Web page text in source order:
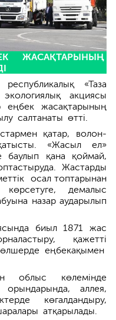
ЖАСАҚТАРЫНЫҢ
«Таза
ак­ция­сы
жасақ­тарының
салтанаты өтті.
қатар, во­лон­
«Жасыл ел»
баулып қана қоймай,
Жастарды
осал топтарынан
демалыс
назар аударылып
биыл 1871 жас
қажетті
еңбек­ақымен
облыс көлемінде
орындарында, аллея,
көгал­дандыру,
атқарылады.